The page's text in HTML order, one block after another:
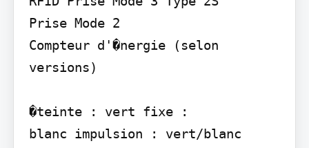
Prise Mode 2
Compteur d'�nergie (selon
versions)
�teinte : vert fixe :
blanc impulsion : vert/blanc